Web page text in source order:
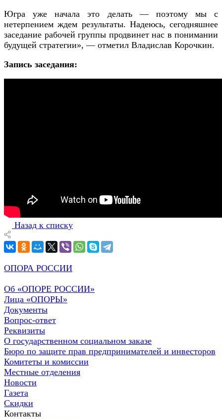
Югра уже начала это делать — поэтому мы с
нетерпением ждем результаты. Надеюсь, сегодняшнее
заседание рабочей группы продвинет нас в понимании
будущей стратегии», — отметил Владислав Корочкин.
Запись заседания:
Назад к списку
ОПОРА РОССИИ
Об «ОПОРЕ РОССИИ»
Лица «ОПОРЫ»
Документы
Вопрос-ответ
Реквизиты
О государственном социальном заказе
Бюро по защите прав предпринимателей и инвесторов
Комитеты и комиссии
Местные отделения
Новости
Газета
Скидки
Контакты